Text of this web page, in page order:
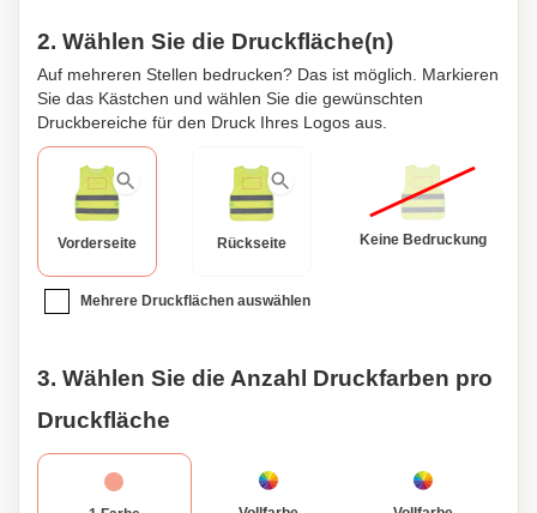
2. Wählen Sie die Druckfläche(n)
Auf mehreren Stellen bedrucken? Das ist möglich. Markieren
Sie das Kästchen und wählen Sie die gewünschten
Druckbereiche für den Druck Ihres Logos aus.
Vorderseite Rückseite Keine Bedruckung
Mehrere Druckflächen auswählen
3. Wählen Sie die Anzahl Druckfarben pro
Druckfläche